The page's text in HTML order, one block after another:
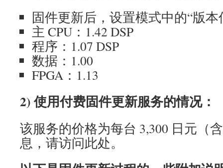
固件更新后，设置模式中的“版
主 CPU：1.42 DSP
程序：1.07 DSP
数据：1.00
FPGA：1.13
2) 使用付费固件更新服务的情况：
该服务的价格为每台 3,300 日元（
息，请访问此处。